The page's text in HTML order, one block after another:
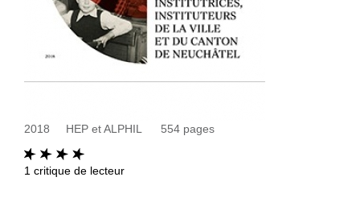
2018 HEP et ALPHIL 554 pages
1 critique de lecteur